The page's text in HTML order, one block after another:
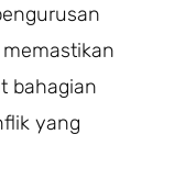
bahagian
yang